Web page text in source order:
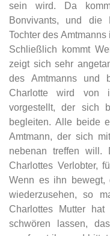
sein wird. Da
Bonvivants, und die
Tochter des Amtmanns
Schließlich kommt
zeigt sich sehr
des Amtmanns und
Charlotte wird von
vorgestellt, der sich
begleiten. Alle beide
Amtmann, der sich
nebenan treffen will.
Charlottes Verlobter,
Wenn es ihn bewegt,
wiederzusehen, so
Charlottes Mutter
schwören lassen,